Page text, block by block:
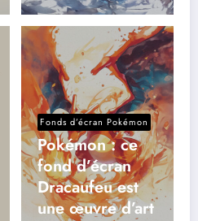
Fonds d’écran Pokémon
Pokémon : ce
fond d’écran
Dracaufeu est
une œuvre d’art